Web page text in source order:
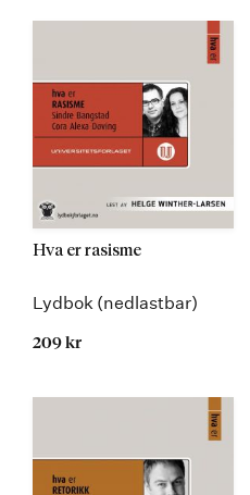
Hva er rasisme
Lydbok (nedlastbar)
209 kr